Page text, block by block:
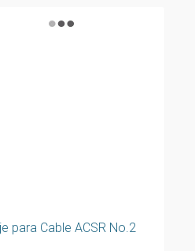
para Cable ACSR No.2